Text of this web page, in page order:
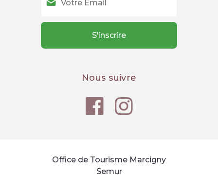
Nous suivre
Office de Tourisme Marcigny
Semur